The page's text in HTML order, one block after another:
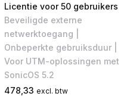
Licentie voor 50 gebruikers
Beveiligde externe
netwerktoegang |
Onbeperkte gebruiksduur |
Voor UTM-oplossingen met
SonicOS 5.2
478,33 excl. btw